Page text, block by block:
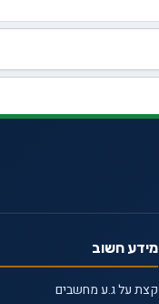
מידע חשוב
קצת על ג.ע מחשבים